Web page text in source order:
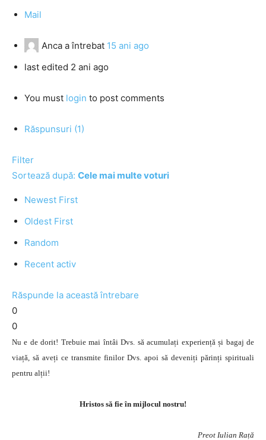
Mail
Anca a întrebat 15 ani ago
last edited 2 ani ago
You must login to post comments
Răspunsuri (1)
Filter
Sortează după: Cele mai multe voturi
Newest First
Oldest First
Random
Recent activ
Răspunde la această întrebare
0
0
Nu e de dorit! Trebuie mai întâi Dvs. să acumulați experiență și bagaj de
viață, să aveți ce transmite finilor Dvs. apoi să deveniți părinți spirituali
pentru alții!
Hristos să fie în mijlocul nostru!
Preot Iulian Rață